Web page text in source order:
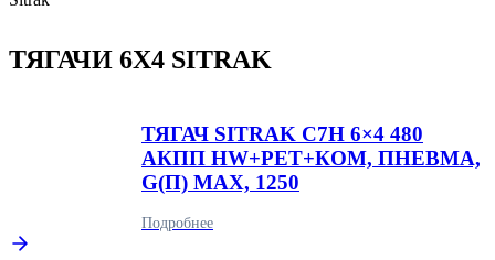
ТЯГАЧИ 6Х4 SITRAK
ТЯГАЧ SITRAK C7H 6×4 480
АКПП HW+РЕТ+КОМ, ПНЕВМА,
G(П) MAX, 1250
Подробнее